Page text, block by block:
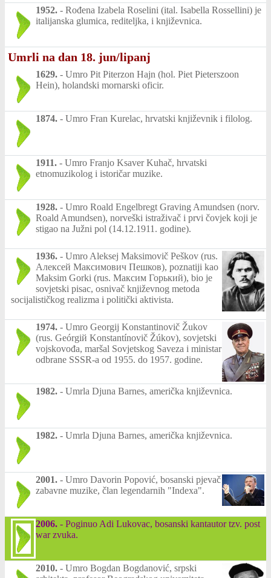
1952. - Rođena Izabela Roselini (ital. Isabella Rossellini) je
italijanska glumica, rediteljka, i književnica.
Umrli na dan 18. jun/lipanj
1629. - Umro Pit Piterzon Hajn (hol. Piet Pieterszoon
Hein), holandski mornarski oficir.
1874. - Umro Fran Kurelac, hrvatski književnik i filolog.
1911. - Umro Franjo Ksaver Kuhač, hrvatski
etnomuzikolog i istoričar muzike.
1928. - Umro Roald Engelbregt Graving Amundsen (norv.
Roald Amundsen), norveški istraživač i prvi čovjek koji je
stigao na Južni pol (14.12.1911. godine).
1936. - Umro Aleksej Maksimovič Peškov (rus.
Алексей Максимович Пешков), poznatiji kao
Maksim Gorki (rus. Максим Горький), bio je
sovjetski pisac, osnivač književnog metoda
socijalističkog realizma i politički aktivista.
1974. - Umro Georgij Konstantinovič Žukov
(rus. Geórgiй Konstantínovič Žúkov), sovjetski
vojskovođa, maršal Sovjetskog Saveza i ministar
odbrane SSSR-a od 1955. do 1957. godine.
1982. - Umrla Djuna Barnes, američka književnica.
1982. - Umrla Djuna Barnes, američka književnica.
2001. - Umro Davorin Popović, bosanski pjevač
zabavne muzike, član legendarnih "Indexa".
2006. - Poginuo Adi Lukovac, bosanski kantautor tzv. post
war zvuka.
2010. - Umro Bogdan Bogdanović, srpski